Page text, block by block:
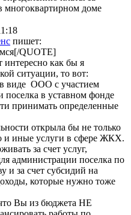
многоквартирном доме
пишет:
QUOTE]
интересно как бы я
ситуации, то вот:
виде ООО с участием
поселка в уставном фонде
принимать определенные
открыла бы не только
и иные услуги в сфере ЖКХ.
за счет услуг,
администрации поселка по
и за счет субсидий на
которые нужно тоже
Вы из бюджета НЕ